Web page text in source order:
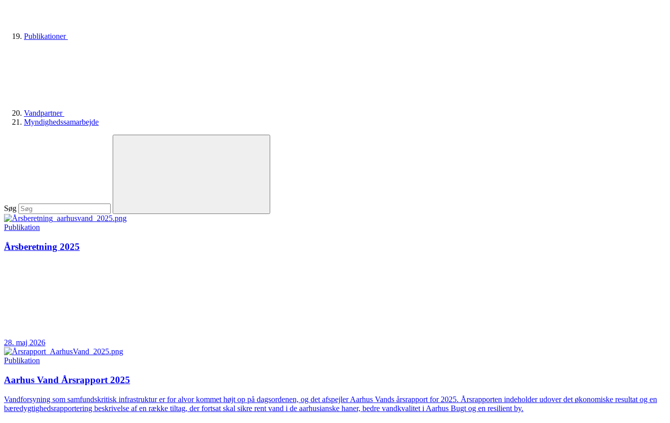
Publikationer
Vandpartner
Myndighedssamarbejde
Søg
Publikation
Årsberetning 2025
28. maj 2026
Publikation
Aarhus Vand Årsrapport 2025
Vandforsyning som samfundskritisk infrastruktur er for alvor kommet højt op på dagsordenen, og det afspejler Aarhus Vands årsrapport for 2025. Årsrapporten indeholder udover det økonomiske resultat og en
bæredygtighedsrapportering beskrivelse af en række tiltag, der fortsat skal sikre rent vand i de aarhusianske haner, bedre vandkvalitet i Aarhus Bugt og en resilient by.